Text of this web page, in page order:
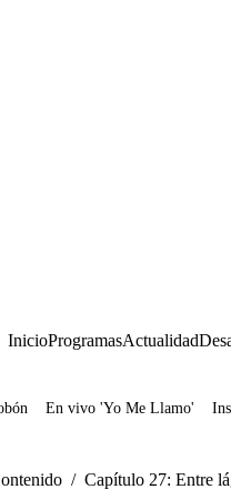
InicioProgramasActualidad
En vivo 'Yo Me Llamo'
/ Capítulo 27: Entre